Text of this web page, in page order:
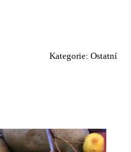
Kategorie: Ostatní